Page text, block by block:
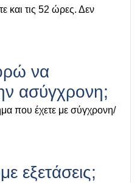
και τις 52 ώρες. Δεν
να
ασύγχρονη;
που έχετε με σύγχρονη/
εξετάσεις;